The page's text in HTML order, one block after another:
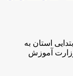
ابتدایی استان به
آموزش